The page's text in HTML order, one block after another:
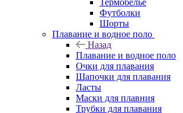
Термобелье
Футболки
Шорты
Плавание и водное поло
Назад
Плавание и водное поло
Очки для плавания
Шапочки для плавания
Ласты
Маски для плавния
Трубки для плавания